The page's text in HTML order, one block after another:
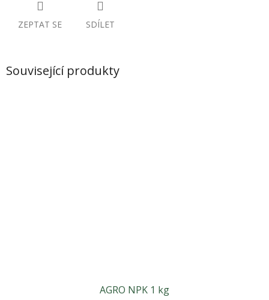
ZEPTAT SE SDÍLET
Související produkty
AGRO NPK 1 kg